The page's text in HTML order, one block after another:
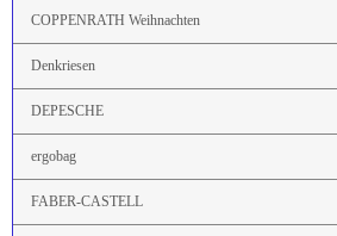
COPPENRATH Weihnachten
Denkriesen
DEPESCHE
ergobag
FABER-CASTELL